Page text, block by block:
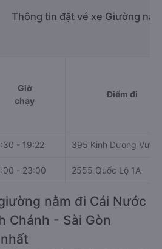
Thông tin đặt vé xe Giường
Giờ
chạy
Điểm đi
- 19:22 395 Kinh Dương
- 23:00 2555 Quốc Lộ 1A
nằm đi Cái Nước
Chánh - Sài Gòn